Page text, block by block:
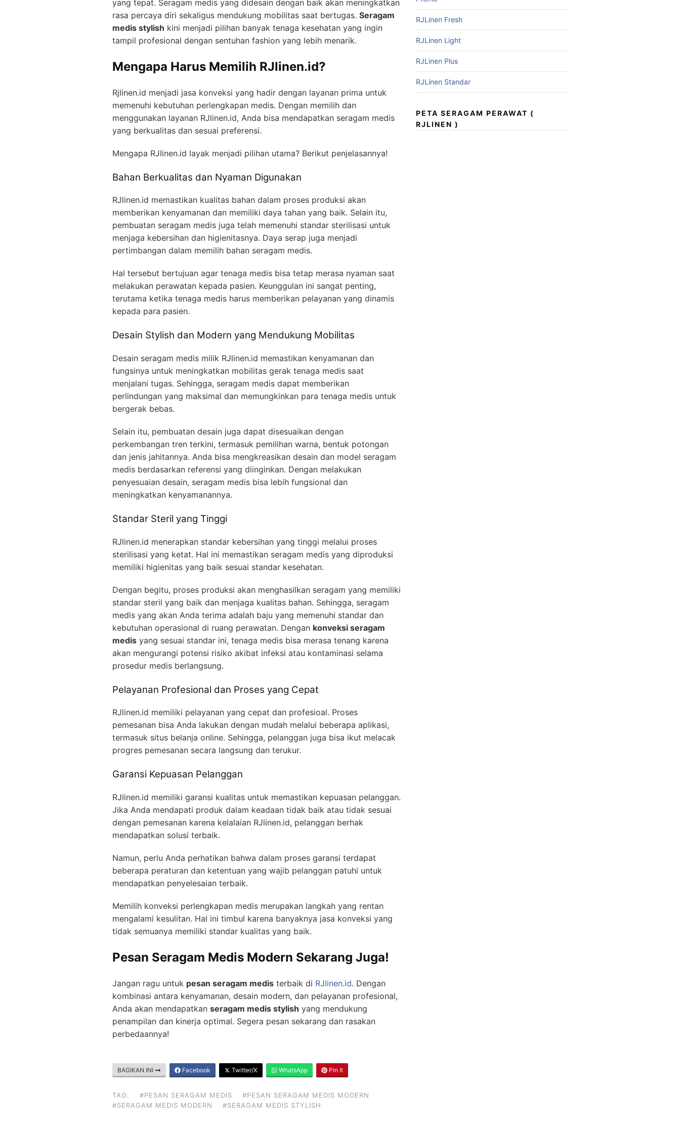
yang tepat. Seragam medis yang didesain dengan baik akan meningkatkan
rasa percaya diri sekaligus mendukung mobilitas saat bertugas. Seragam
medis stylish kini menjadi pilihan banyak tenaga kesehatan yang ingin
tampil profesional dengan sentuhan fashion yang lebih menarik.
Mengapa Harus Memilih RJlinen.id?
Rjlinen.id menjadi jasa konveksi yang hadir dengan layanan prima untuk
memenuhi kebutuhan perlengkapan medis. Dengan memilih dan
menggunakan layanan RJlinen.id, Anda bisa mendapatkan seragam medis
yang berkualitas dan sesuai preferensi.
Mengapa RJlinen.id layak menjadi pilihan utama? Berikut penjelasannya!
Bahan Berkualitas dan Nyaman Digunakan
RJlinen.id memastikan kualitas bahan dalam proses produksi akan
memberikan kenyamanan dan memiliki daya tahan yang baik. Selain itu,
pembuatan seragam medis juga telah memenuhi standar sterilisasi untuk
menjaga kebersihan dan higienitasnya. Daya serap juga menjadi
pertimbangan dalam memilih bahan seragam medis.
Hal tersebut bertujuan agar tenaga medis bisa tetap merasa nyaman saat
melakukan perawatan kepada pasien. Keunggulan ini sangat penting,
terutama ketika tenaga medis harus memberikan pelayanan yang dinamis
kepada para pasien.
Desain Stylish dan Modern yang Mendukung Mobilitas
Desain seragam medis milik RJlinen.id memastikan kenyamanan dan
fungsinya untuk meningkatkan mobilitas gerak tenaga medis saat
menjalani tugas. Sehingga, seragam medis dapat memberikan
perlindungan yang maksimal dan memungkinkan para tenaga medis untuk
bergerak bebas.
Selain itu, pembuatan desain juga dapat disesuaikan dengan
perkembangan tren terkini, termasuk pemilihan warna, bentuk potongan
dan jenis jahitannya. Anda bisa mengkreasikan desain dan model seragam
medis berdasarkan referensi yang diinginkan. Dengan melakukan
penyesuaian desain, seragam medis bisa lebih fungsional dan
meningkatkan kenyamanannya.
Standar Steril yang Tinggi
RJlinen.id menerapkan standar kebersihan yang tinggi melalui proses
sterilisasi yang ketat. Hal ini memastikan seragam medis yang diproduksi
memiliki higienitas yang baik sesuai standar kesehatan.
Dengan begitu, proses produksi akan menghasilkan seragam yang memiliki
standar steril yang baik dan menjaga kualitas bahan. Sehingga, seragam
medis yang akan Anda terima adalah baju yang memenuhi standar dan
kebutuhan operasional di ruang perawatan. Dengan konveksi seragam
medis yang sesuai standar ini, tenaga medis bisa merasa tenang karena
akan mengurangi potensi risiko akibat infeksi atau kontaminasi selama
prosedur medis berlangsung.
Pelayanan Profesional dan Proses yang Cepat
RJlinen.id memiliki pelayanan yang cepat dan profesioal. Proses
pemesanan bisa Anda lakukan dengan mudah melalui beberapa aplikasi,
termasuk situs belanja online. Sehingga, pelanggan juga bisa ikut melacak
progres pemesanan secara langsung dan terukur.
Garansi Kepuasan Pelanggan
RJlinen.id memiliki garansi kualitas untuk memastikan kepuasan pelanggan.
Jika Anda mendapati produk dalam keadaan tidak baik atau tidak sesuai
dengan pemesanan karena kelalaian RJlinen.id, pelanggan berhak
mendapatkan solusi terbaik.
Namun, perlu Anda perhatikan bahwa dalam proses garansi terdapat
beberapa peraturan dan ketentuan yang wajib pelanggan patuhi untuk
mendapatkan penyelesaian terbaik.
Memilih konveksi perlengkapan medis merupakan langkah yang rentan
mengalami kesulitan. Hal ini timbul karena banyaknya jasa konveksi yang
tidak semuanya memiliki standar kualitas yang baik.
Pesan Seragam Medis Modern Sekarang Juga!
Jangan ragu untuk pesan seragam medis terbaik di RJlinen.id. Dengan
kombinasi antara kenyamanan, desain modern, dan pelayanan profesional,
Anda akan mendapatkan seragam medis stylish yang mendukung
penampilan dan kinerja optimal. Segera pesan sekarang dan rasakan
perbedaannya!
BAGIKAN INI Facebook Twitter/X WhatsApp Pin It
TAG: #PESAN SERAGAM MEDIS
#PESAN SERAGAM MEDIS MODERN
#SERAGAM MEDIS MODERN
#SERAGAM MEDIS STYLISH
RJLinen Fresh
RJLinen Light
RJLinen Plus
RJLinen Standar
PETA SERAGAM PERAWAT (
RJLINEN )